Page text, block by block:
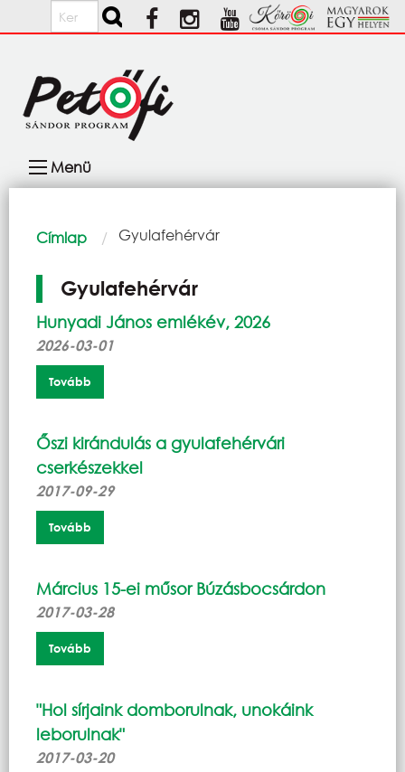
Ugrás a tartalomra
Keresés
navigáció
Menü
Morzsa
Címlap Current:
Gyulafehérvár
Gyulafehérvár
Hunyadi János emlékév, 2026
2026-03-01
Tovább
Őszi kirándulás a gyulafehérvári
cserkészekkel
2017-09-29
Tovább
Március 15-ei műsor Búzásbocsárdon
2017-03-28
Tovább
"Hol sírjaink domborulnak, unokáink
leborulnak"
2017-03-20